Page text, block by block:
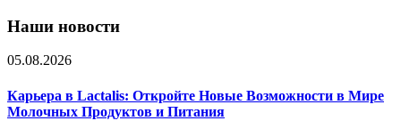
Наши новости
05.08.2026
Карьера в Lactalis: Откройте Новые Возможности в Мире
Молочных Продуктов и Питания